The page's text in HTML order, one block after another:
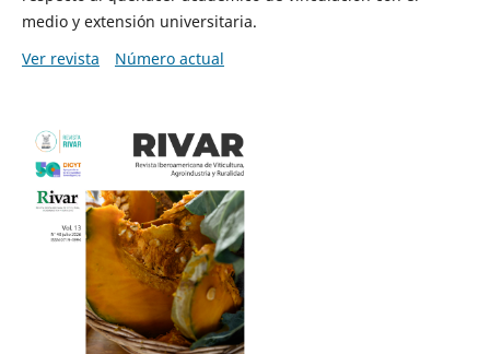
medio y extensión universitaria.
Ver revista
Número actual